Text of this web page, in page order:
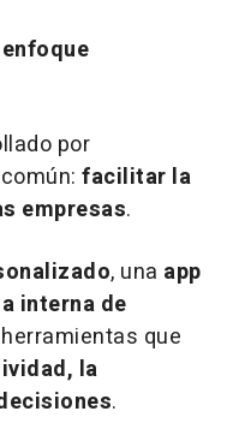
por
facilitar la
empresas.
, una app
interna de
que
la
.